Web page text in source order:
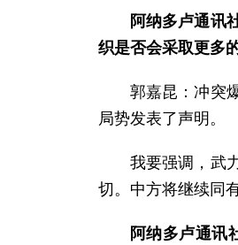
阿纳多卢通讯
织是否会采取更多
郭嘉昆：冲突
局势发表了声明。
我要强调，武
切。中方将继续同
阿纳多卢通讯